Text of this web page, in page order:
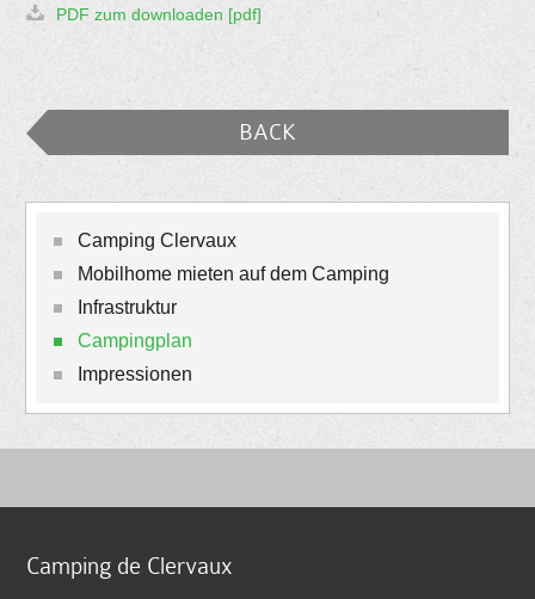
PDF zum downloaden [pdf]
BACK
Camping Clervaux
Mobilhome mieten auf dem Camping
Infrastruktur
Campingplan
Impressionen
Camping de Clervaux